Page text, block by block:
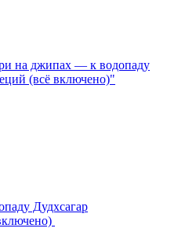
Дудхсагар